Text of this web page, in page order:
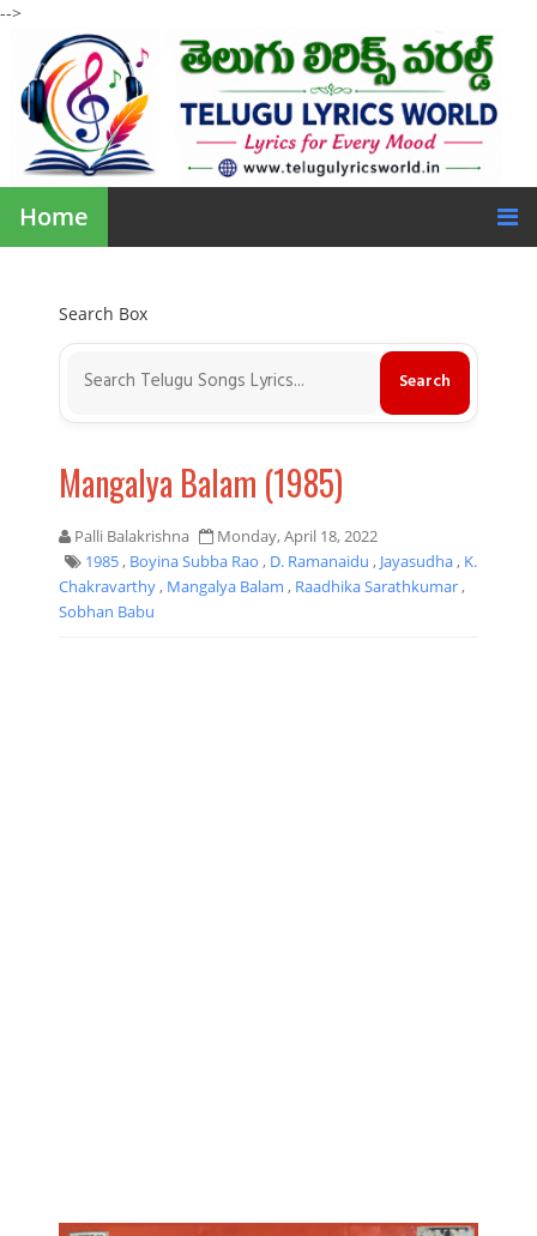
-->
Home
Search Box
Mangalya Balam (1985)
Palli Balakrishna
Monday, April 18, 2022
1985, Boyina Subba Rao , D. Ramanaidu , Jayasudha, K.
Chakravarthy, Mangalya Balam , Raadhika Sarathkumar,
Sobhan Babu